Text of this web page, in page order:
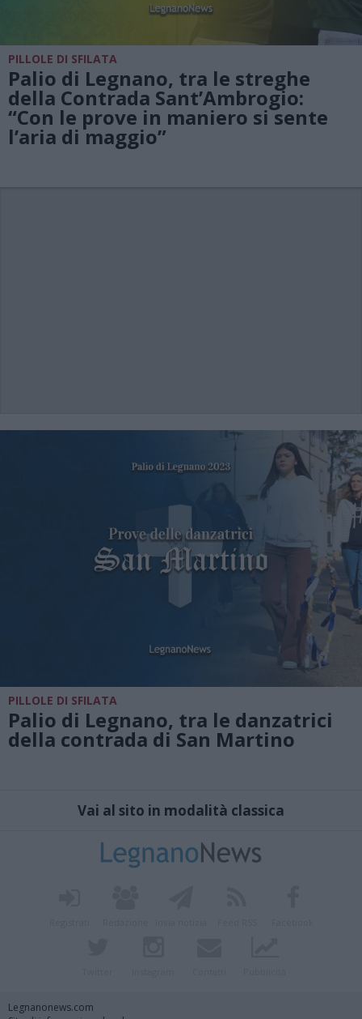
PILLOLE DI SFILATA
Palio di Legnano, tra le streghe
della Contrada Sant’Ambrogio:
“Con le prove in maniero si sente
l’aria di maggio”
PILLOLE DI SFILATA
Palio di Legnano, tra le danzatrici
della contrada di San Martino
Vai al sito in modalità classica
Legnanonews.com